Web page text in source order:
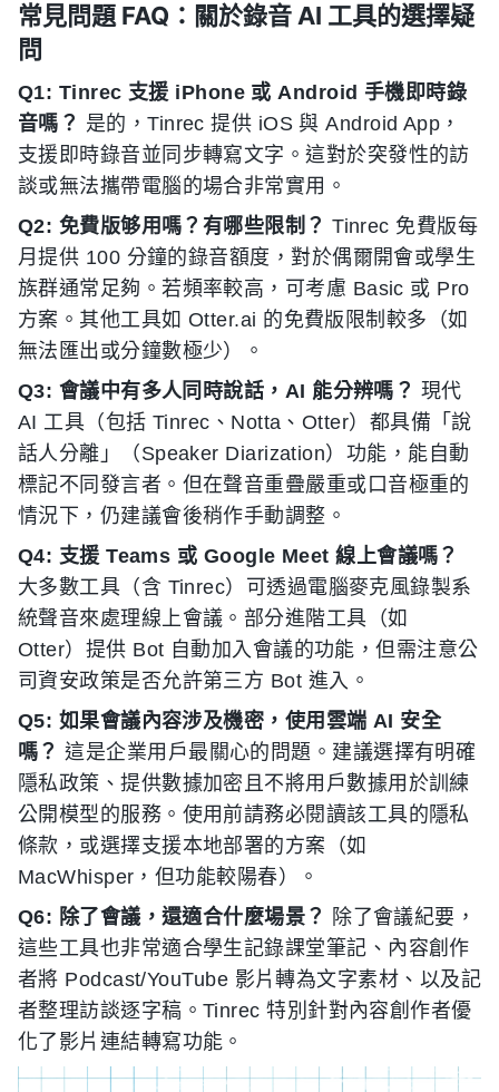
常見問題 FAQ：關於錄音 AI 工具的選擇疑
問
Q1: Tinrec 支援 iPhone 或 Android 手機即時錄
音嗎？ 是的，Tinrec 提供 iOS 與 Android App，
支援即時錄音並同步轉寫文字。這對於突發性的訪
談或無法攜帶電腦的場合非常實用。
Q2: 免費版够用嗎？有哪些限制？ Tinrec 免費版每
月提供 100 分鐘的錄音額度，對於偶爾開會或學生
族群通常足夠。若頻率較高，可考慮 Basic 或 Pro
方案。其他工具如 Otter.ai 的免費版限制較多（如
無法匯出或分鐘數極少）。
Q3: 會議中有多人同時說話，AI 能分辨嗎？ 現代
AI 工具（包括 Tinrec、Notta、Otter）都具備「說
話人分離」（Speaker Diarization）功能，能自動
標記不同發言者。但在聲音重疊嚴重或口音極重的
情況下，仍建議會後稍作手動調整。
Q4: 支援 Teams 或 Google Meet 線上會議嗎？
大多數工具（含 Tinrec）可透過電腦麥克風錄製系
統聲音來處理線上會議。部分進階工具（如
Otter）提供 Bot 自動加入會議的功能，但需注意公
司資安政策是否允許第三方 Bot 進入。
Q5: 如果會議內容涉及機密，使用雲端 AI 安全
嗎？ 這是企業用戶最關心的問題。建議選擇有明確
隱私政策、提供數據加密且不將用戶數據用於訓練
公開模型的服務。使用前請務必閱讀該工具的隱私
條款，或選擇支援本地部署的方案（如
MacWhisper，但功能較陽春）。
Q6: 除了會議，還適合什麼場景？
除了會議紀要，
這些工具也非常適合學生記錄課堂筆記、內容創作
者將 Podcast/YouTube 影片轉為文字素材、以及記
者整理訪談逐字稿。Tinrec 特別針對內容創作者優
化了影片連結轉寫功能。